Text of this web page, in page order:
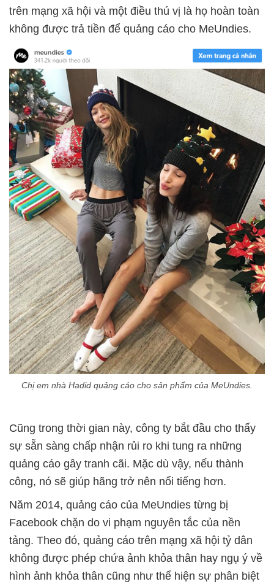
trên mạng xã hội và một điều thú vị là họ hoàn toàn
không được trả tiền để quảng cáo cho MeUndies.
Chị em nhà Hadid quảng cáo cho sản phẩm của MeUndies.
Cũng trong thời gian này, công ty bắt đầu cho thấy
sự sẵn sàng chấp nhận rủi ro khi tung ra những
quảng cáo gây tranh cãi. Mặc dù vậy, nếu thành
công, nó sẽ giúp hãng trở nên nổi tiếng hơn.
Năm 2014, quảng cáo của MeUndies từng bị
Facebook chặn do vi phạm nguyên tắc của nền
tảng. Theo đó, quảng cáo trên mạng xã hội tỷ dân
không được phép chứa ảnh khỏa thân hay ngụ ý về
hình ảnh khỏa thân cũng như thể hiện sự phân biệt